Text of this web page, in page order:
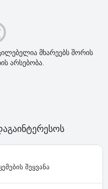
მხარეებს შორის
არსებობა.
შეყვანა